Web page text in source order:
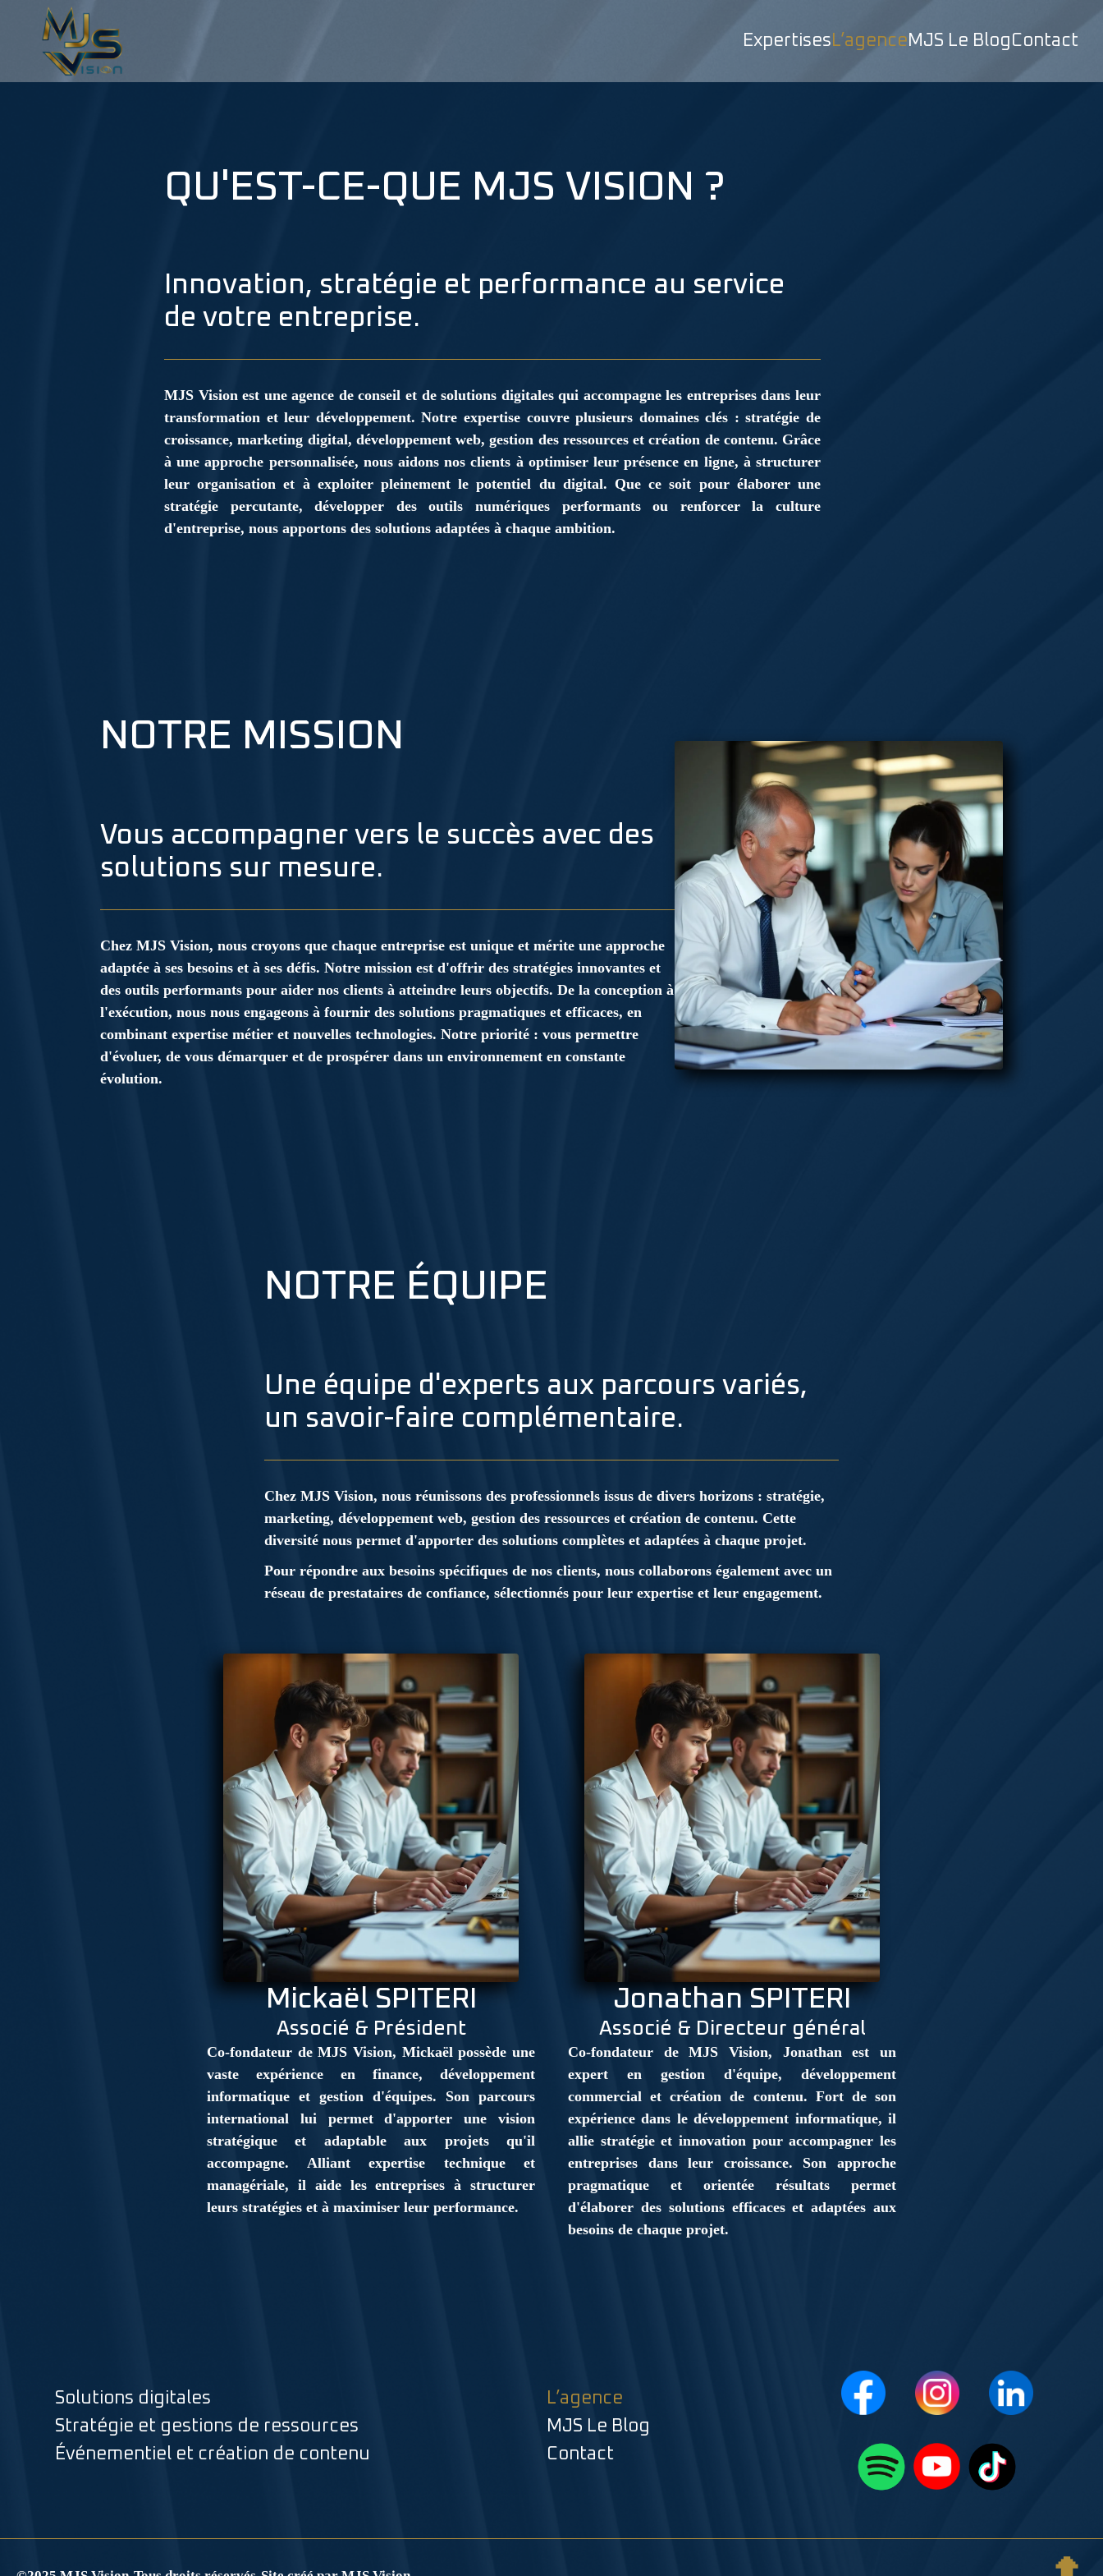
Expertises L’agenceMJS Le BlogContact
QU'EST-CE-QUE MJS VISION ?
Innovation, stratégie et performance au service
de votre entreprise.
MJS Vision est une agence de conseil et de solutions digitales qui accompagne les entreprises dans leur
transformation et leur développement. Notre expertise couvre plusieurs domaines clés : stratégie de
croissance, marketing digital, développement web, gestion des ressources et création de contenu. Grâce
à une approche personnalisée, nous aidons nos clients à optimiser leur présence en ligne, à structurer
leur organisation et à exploiter pleinement le potentiel du digital. Que ce soit pour élaborer une
stratégie percutante, développer des outils numériques performants ou renforcer la culture
d'entreprise, nous apportons des solutions adaptées à chaque ambition.
NOTRE MISSION
Vous accompagner vers le succès avec des
solutions sur mesure.
Chez MJS Vision, nous croyons que chaque entreprise est unique et mérite une approche
adaptée à ses besoins et à ses défis. Notre mission est d'offrir des stratégies innovantes et
des outils performants pour aider nos clients à atteindre leurs objectifs. De la conception à
l'exécution, nous nous engageons à fournir des solutions pragmatiques et efficaces, en
combinant expertise métier et nouvelles technologies. Notre priorité : vous permettre
d'évoluer, de vous démarquer et de prospérer dans un environnement en constante
évolution.
NOTRE ÉQUIPE
Une équipe d'experts aux parcours variés,
un savoir-faire complémentaire.
Chez MJS Vision, nous réunissons des professionnels issus de divers horizons : stratégie,
marketing, développement web, gestion des ressources et création de contenu. Cette
diversité nous permet d'apporter des solutions complètes et adaptées à chaque projet.
Pour répondre aux besoins spécifiques de nos clients, nous collaborons également avec un
réseau de prestataires de confiance, sélectionnés pour leur expertise et leur engagement.
Mickaël SPITERI
Associé & Président
Co-fondateur de MJS Vision, Mickaël possède une
vaste expérience en finance, développement
informatique et gestion d'équipes. Son parcours
international lui permet d'apporter une vision
stratégique et adaptable aux projets qu'il
accompagne. Alliant expertise technique et
managériale, il aide les entreprises à structurer
leurs stratégies et à maximiser leur performance.
Jonathan SPITERI
Associé & Directeur général
Co-fondateur de MJS Vision, Jonathan est un
expert en gestion d'équipe, développement
commercial et création de contenu. Fort de son
expérience dans le développement informatique, il
allie stratégie et innovation pour accompagner les
entreprises dans leur croissance. Son approche
pragmatique et orientée résultats permet
d'élaborer des solutions efficaces et adaptées aux
besoins de chaque projet.
Solutions digitales
Stratégie et gestions de ressources
Événementiel et création de contenu
L’agence
MJS Le Blog
Contact